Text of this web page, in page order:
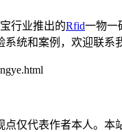
行业推出的Rfid一物一
统和案例，欢迎联系
仅代表作者本人。